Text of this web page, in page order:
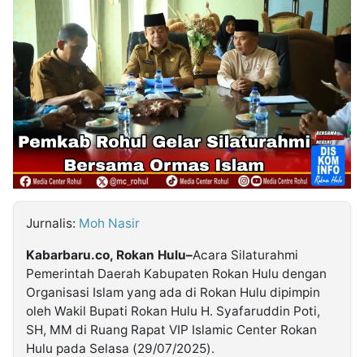
Partner
Insight
NTB
Suara
Time
Lens
IDN
Daily
Jogja
Jalan
Rakyat
Idealita
News
Kita
Notice
Dinamikapost.com
Radar
Baru
Seedbacklink
Follow
Kabarbaru
Jurnalis: Moh Nasir
Kabarbaru.co, Rokan Hulu–Acara Silaturahmi
Pemerintah Daerah Kabupaten Rokan Hulu dengan
Organisasi Islam yang ada di Rokan Hulu dipimpin
oleh Wakil Bupati Rokan Hulu H. Syafaruddin Poti,
SH, MM di Ruang Rapat VIP Islamic Center Rokan
Hulu pada Selasa (29/07/2025).